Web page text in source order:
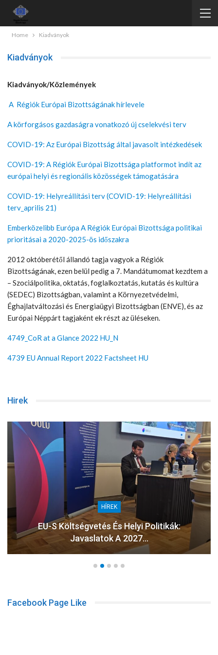
Home Kiadványok
Kiadványok
Kiadványok/Közlemények
A Régiók Európai Bizottságának hírlevele
A körforgásos gazdaságra vonatkozó új cselekvési terv
COVID-19: Az Európai Bizottság által javasolt intézkedések
COVID-19: A Régiók Európai Bizottsága platformot indít az
európai helyi és regionális közösségek támogatására
COVID-19: Helyreállítási terv (COVID-19: Helyreállítási
terv_aprilis 21)
Emberközelibb Európa A Régiók Európai Bizottsága politikai
prioritásai a 2020-2025-ös időszakra
2012 októberétől állandó tagja vagyok a Régiók
Bizottságának, ezen belül pedig a 7. Mandátumomat kezdtem a
– Szociálpolitika, oktatás, foglalkoztatás, kutatás és kultúra
(SEDEC) Bizottságban, valamint a Környezetvédelmi,
Éghajlatváltozási és Energiaügyi Bizottságban (ENVE), és az
Európai Néppárt tagjaként ek részt az üléseken.
4749_CoR at a Glance 2022 HU_N
4739 EU Annual Report 2022 Factsheet HU
Hirek
HÍREK
EU-S Költségvetés És Helyi Politikák:
Javaslatok A 2027…
Facebook Page Like